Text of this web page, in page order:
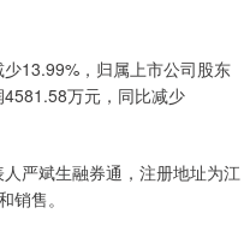
13.99%，归属上市公司股东
万元，同比减少
严斌生融券通，注册地址为江
售。